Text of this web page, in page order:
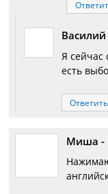
Василий
Я сейчас
есть
Ответить
Миша -